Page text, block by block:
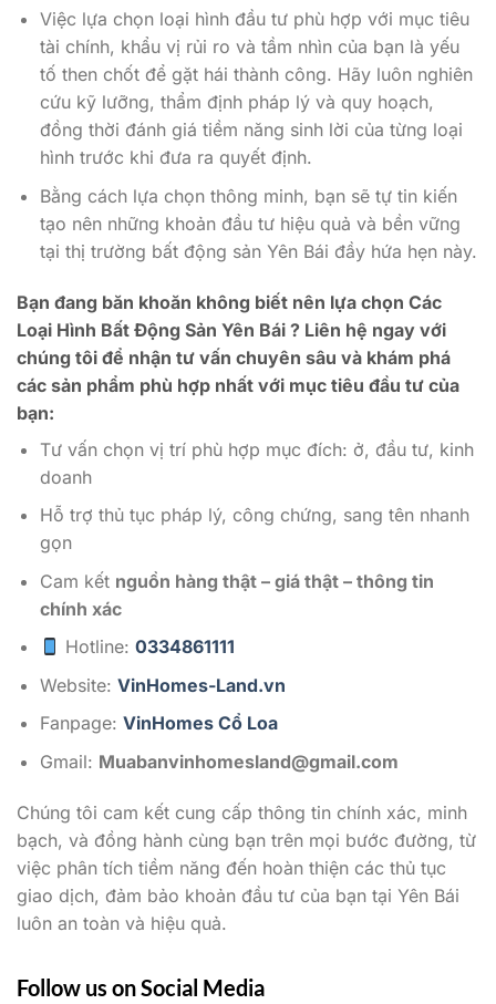
Việc lựa chọn loại hình đầu tư phù hợp với mục tiêu
tài chính, khẩu vị rủi ro và tầm nhìn của bạn là yếu
tố then chốt để gặt hái thành công. Hãy luôn nghiên
cứu kỹ lưỡng, thẩm định pháp lý và quy hoạch,
đồng thời đánh giá tiềm năng sinh lời của từng loại
hình trước khi đưa ra quyết định.
Bằng cách lựa chọn thông minh, bạn sẽ tự tin kiến
tạo nên những khoản đầu tư hiệu quả và bền vững
tại thị trường bất động sản Yên Bái đầy hứa hẹn này.
Bạn đang băn khoăn không biết nên lựa chọn Các
Loại Hình Bất Động Sản Yên Bái ? Liên hệ ngay với
chúng tôi để nhận tư vấn chuyên sâu và khám phá
các sản phẩm phù hợp nhất với mục tiêu đầu tư của
bạn:
Tư vấn chọn vị trí phù hợp mục đích: ở, đầu tư, kinh
doanh
Hỗ trợ thủ tục pháp lý, công chứng, sang tên nhanh
gọn
Cam kết nguồn hàng thật – giá thật – thông tin
chính xác
Hotline:0334861111
Website: VinHomes-Land.vn
Fanpage: VinHomes Cổ Loa
Gmail: Muabanvinhomesland@gmail.com
Chúng tôi cam kết cung cấp thông tin chính xác, minh
bạch, và đồng hành cùng bạn trên mọi bước đường, từ
việc phân tích tiềm năng đến hoàn thiện các thủ tục
giao dịch, đảm bảo khoản đầu tư của bạn tại Yên Bái
luôn an toàn và hiệu quả.
Follow us on Social Media